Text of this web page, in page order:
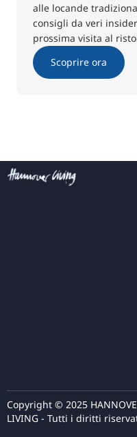
alle locande
consigli da veri
prossima visita al
Scoprire ora
Copyright © 2025
LIVING - Tutti i diritti